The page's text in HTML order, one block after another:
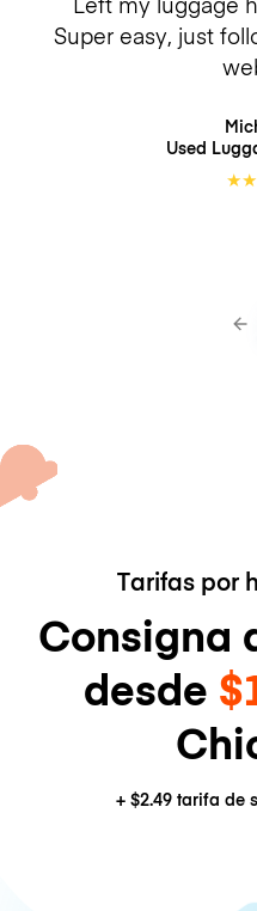
Super easy, just
Used
★★
Tarifas por
Consigna
desde
+ $2.49tarifa de